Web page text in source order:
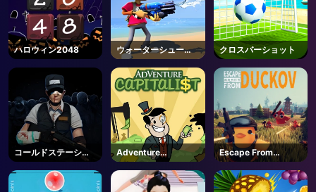
AD
ハロウィン2048
ウォーターシューテ
ィ
クロスバーショット
コールドステーショ
ン
Adventure
Capitalist
Escape From
Duckov - Steam